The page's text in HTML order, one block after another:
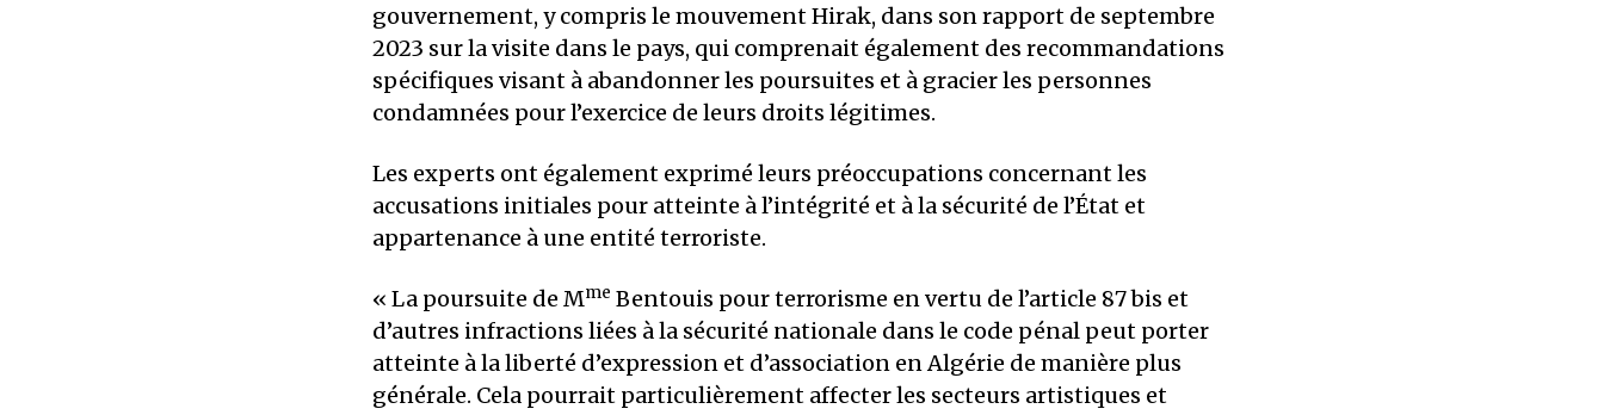
gouvernement, y compris le mouvement Hirak, dans son rapport de septembre
2023 sur la visite dans le pays, qui comprenait également des recommandations
spécifiques visant à abandonner les poursuites et à gracier les personnes
condamnées pour l’exercice de leurs droits légitimes.
Les experts ont également exprimé leurs préoccupations concernant les
accusations initiales pour atteinte à l’intégrité et à la sécurité de l’État et
appartenance à une entité terroriste.
« La poursuite de Mme Bentouis pour terrorisme en vertu de l’article 87 bis et
d’autres infractions liées à la sécurité nationale dans le code pénal peut porter
atteinte à la liberté d’expression et d’association en Algérie de manière plus
générale. Cela pourrait particulièrement affecter les secteurs artistiques et